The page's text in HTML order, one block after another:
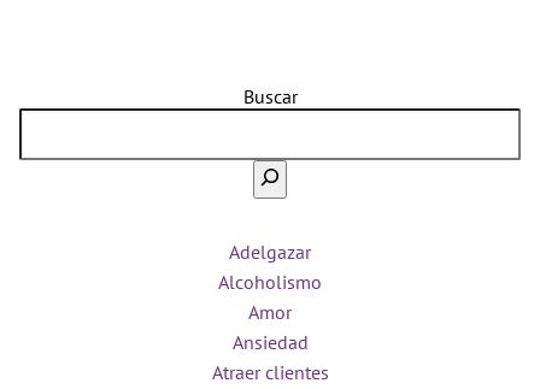
Buscar
Adelgazar
Alcoholismo
Amor
Ansiedad
Atraer clientes